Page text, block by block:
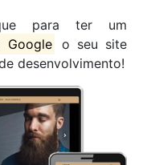
para ter um
Google
o seu site
desenvolvimento!